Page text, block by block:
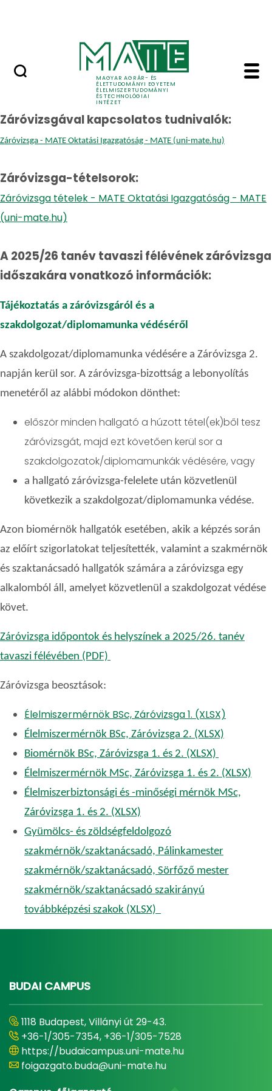
MAGYAR AGRÁR- ÉS
ÉLETTUDOMÁNYI EGYETEM
ÉLELMISZERTUDOMÁNYI
ÉS TECHNOLÓGIAI
INTÉZET
Záróvizsgák -
Záróvizsgák
Záróvizsgával kapcsolatos tudnivalók:
Záróvizsga - MATE Oktatási Igazgatóság - MATE (uni-mate.hu)
Záróvizsga-tételsorok:
Záróvizsga tételek - MATE Oktatási Igazgatóság - MATE
(uni-mate.hu)
A 2025/26 tanév tavaszi félévének záróvizsga
időszakára vonatkozó információk:
Tájékoztatás a záróvizsgáról és a
szakdolgozat/diplomamunka védéséről
A szakdolgozat/diplomamunka védésére a Záróvizsga 2.
napján kerül sor. A záróvizsga-bizottság a lebonyolítás
menetéről az alábbi módokon dönthet:
először minden hallgató a húzott tétel(ek)ből tesz
záróvizsgát, majd ezt követően kerül sor a
szakdolgozatok/diplomamunkák védésére, vagy
a hallgató záróvizsga-felelete után közvetlenül
következik a szakdolgozat/diplomamunka védése.
Azon biomérnök hallgatók esetében, akik a képzés során
az előírt szigorlatokat teljesítették, valamint a szakmérnök
és szaktanácsadó hallgatók számára a záróvizsga egy
alkalomból áll, amelyet közvetlenül a szakdolgozat védése
követ.
Záróvizsga időpontok és helyszínek a 2025/26. tanév
tavaszi félévében (PDF)
Záróvizsga beosztások:
Élelmiszermérnök BSc, Záróvizsga 1. (XLSX)
Élelmiszermérnök BSc, Záróvizsga 2. (XLSX)
Biomérnök BSc, Záróvizsga 1. és 2. (XLSX)
Élelmiszermérnök MSc, Záróvizsga 1. és 2. (XLSX)
Élelmiszerbiztonsági és -minőségi mérnök MSc,
Záróvizsga 1. és 2. (XLSX)
Gyümölcs- és zöldségfeldolgozó
szakmérnök/szaktanácsadó, Pálinkamester
szakmérnök/szaktanácsadó, Sörfőző mester
szakmérnök/szaktanácsadó szakirányú
továbbképzési szakok (XLSX)
BUDAI CAMPUS
1118 Budapest, Villányi út 29-43.
+36-1/305-7354, +36-1/305-7528
https://budaicampus.uni-mate.hu
foigazgato.buda@uni-mate.hu